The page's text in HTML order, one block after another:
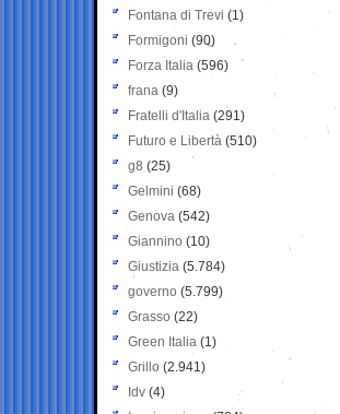
Fontana di Trevi (1)
Formigoni (90)
Forza Italia (596)
frana (9)
Fratelli d'Italia (291)
Futuro e Libertà (510)
g8 (25)
Gelmini (68)
Genova (542)
Giannino (10)
Giustizia (5.784)
governo (5.799)
Grasso (22)
Green Italia (1)
Grillo (2.941)
Idv (4)